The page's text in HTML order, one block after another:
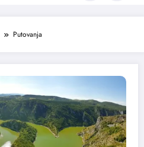
Putovanja